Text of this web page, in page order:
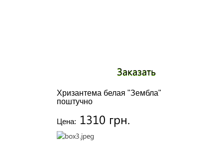
Хризантема белая "Зембла"
поштучно
Цена: 1310 грн.
Заказать